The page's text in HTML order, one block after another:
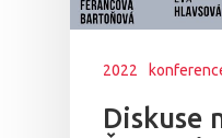
2022
Diskuse